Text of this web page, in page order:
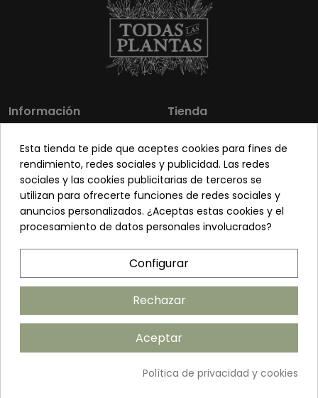
Información
Los más vendidos
Sobre nosotros
Pon tu planta guapa
Preguntas frecuentes
Tienda
Mi cuenta
Contacto
Envíos y Devoluciones
Venta a profesionales
Términos y condiciones
Política de cookies
Esta tienda te pide que aceptes cookies para fines de
rendimiento, redes sociales y publicidad. Las redes
sociales y las cookies publicitarias de terceros se
utilizan para ofrecerte funciones de redes sociales y
anuncios personalizados. ¿Aceptas estas cookies y el
procesamiento de datos personales involucrados?
Configurar
Rechazar
Aceptar
Política de privacidad y cookies